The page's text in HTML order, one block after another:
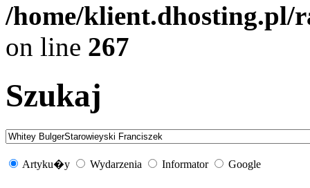
/home/klient.dhosting.pl/
on line 267
Szukaj
Artyku�y Wydarzenia Informator Google